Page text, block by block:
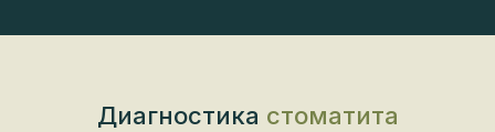
Диагностика стоматита